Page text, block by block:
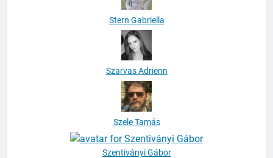
Stern Gabriella
Szarvas Adrienn
Szele Tamás
Szentiványi Gábor